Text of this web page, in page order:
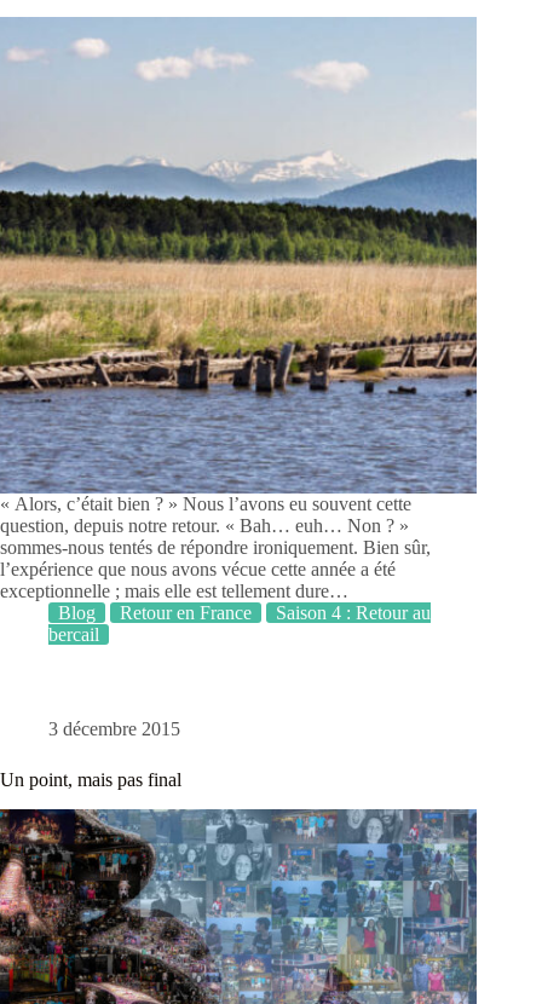
« Alors, c’était bien ? » Nous l’avons eu souvent cette
question, depuis notre retour. « Bah… euh… Non ? »
sommes-nous tentés de répondre ironiquement. Bien sûr,
l’expérience que nous avons vécue cette année a été
exceptionnelle ; mais elle est tellement dure…
Blog
Retour en France
Saison 4 : Retour au
bercail
3 décembre 2015
Un point, mais pas final